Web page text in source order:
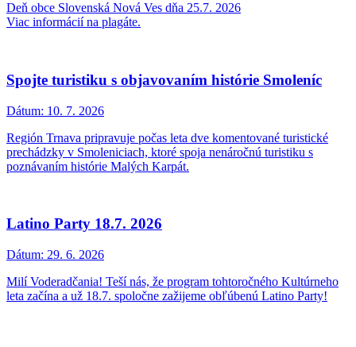
Deň obce Slovenská Nová Ves dňa 25.7. 2026
Viac informácií na plagáte.
Spojte turistiku s objavovaním histórie Smoleníc
Dátum: 10. 7. 2026
Región Trnava pripravuje počas leta dve komentované turistické
prechádzky v Smoleniciach, ktoré spoja nenáročnú turistiku s
poznávaním histórie Malých Karpát.
Latino Party 18.7. 2026
Dátum: 29. 6. 2026
Milí Voderadčania! Teší nás, že program tohtoročného Kultúrneho
leta začína a už 18.7. spoločne zažijeme obľúbenú Latino Party!